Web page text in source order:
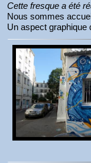
Cette fresque a été
Nous sommes
Un aspect graphique